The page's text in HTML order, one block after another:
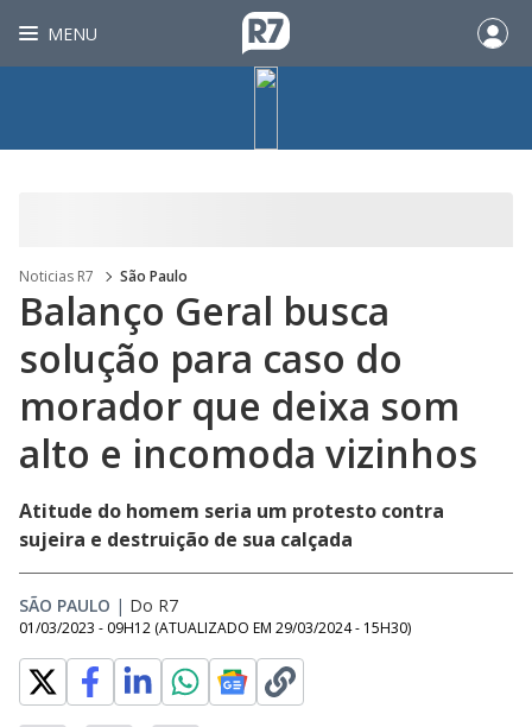
MENU
Noticias R7 São Paulo
Balanço Geral busca
solução para caso do
morador que deixa som
alto e incomoda vizinhos
Atitude do homem seria um protesto contra
sujeira e destruição de sua calçada
SÃO PAULO | Do R7
01/03/2023 - 09H12 (ATUALIZADO EM 29/03/2024 - 15H30)